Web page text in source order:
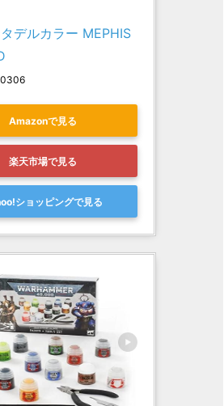
デルカラー MEPHIS
Amazonで見る
楽天市場で見る
ショッピングで見る